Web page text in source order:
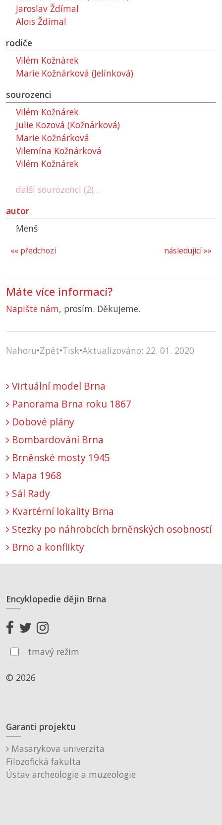
Jaroslav Ždímal
Alois Ždímal
rodiče
Vilém Kožnárek
Marie Kožnárková (Jelínková)
sourozenci
Vilém Kožnárek
Julie Kozová (Kožnárková)
Marie Kožnárková
Vilemína Kožnárková
Vilém Kožnárek
další sourozenci (2)...
autor
Menš
následující »»
«« předchozí
Máte více informací?
Napište nám, prosím. Děkujeme.
Nahoru•Zpět•Tisk•Aktualizováno: 22. 01. 2020
Virtuální model Brna
Panorama Brna roku 1867
Dobové plány
Bombardování Brna
Brněnské mosty 1945
Mapa 1968
Sál Rady
Kvartérní lokality Brna
Stezky po náhrobcích brněnských osobností
Brno a konflikty
Encyklopedie dějin Brna
tmavý režim
© 2026
Garanti projektu
Masarykova univerzita
Filozofická fakulta
Ústav archeologie a muzeologie